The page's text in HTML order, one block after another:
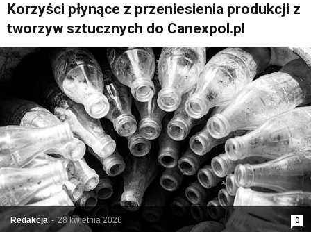
Korzyści płynące z przeniesienia produkcji z
tworzyw sztucznych do Canexpol.pl
Redakcja - 28 kwietnia 2026 0